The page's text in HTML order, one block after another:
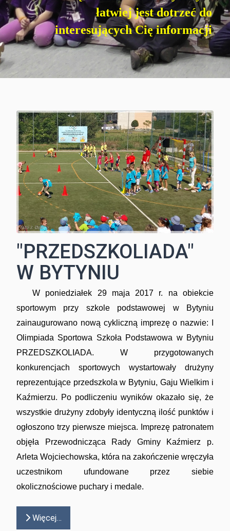
łatwiej jest dotrzeć do
interesujących Cię informacji
"PRZEDSZKOLIADA"
W BYTYNIU
W poniedziałek 29 maja 2017 r. na obiekcie
sportowym przy szkole podstawowej w Bytyniu
zainaugurowano nową cykliczną imprezę o nazwie: I
Olimpiada Sportowa Szkoła Podstawowa w Bytyniu
PRZEDSZKOLIADA. W przygotowanych
konkurencjach sportowych wystartowały drużyny
reprezentujące przedszkola w Bytyniu, Gaju Wielkim i
Kaźmierzu. Po podliczeniu wyników okazało się, że
wszystkie drużyny zdobyły identyczną ilość punktów i
ogłoszono trzy pierwsze miejsca. Imprezę patronatem
objęła Przewodnicząca Rady Gminy Kaźmierz p.
Arleta Wojciechowska, która na zakończenie wręczyła
uczestnikom ufundowane przez siebie
okolicznościowe puchary i medale.
Więcej…
Sport
Ciekawe historie
Towarzystwo Miłośników Wilna i Ziemi
Wileńskiej